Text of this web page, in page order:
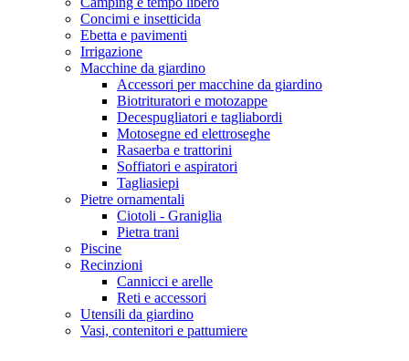
Concimi e insetticida
Ebetta e pavimenti
Irrigazione
Macchine da giardino
Accessori per macchine da giardino
Biotrituratori e motozappe
Decespugliatori e tagliabordi
Motosegne ed elettroseghe
Rasaerba e trattorini
Soffiatori e aspiratori
Tagliasiepi
Pietre ornamentali
Ciotoli - Graniglia
Pietra trani
Piscine
Recinzioni
Cannicci e arelle
Reti e accessori
Utensili da giardino
Vasi, contenitori e pattumiere